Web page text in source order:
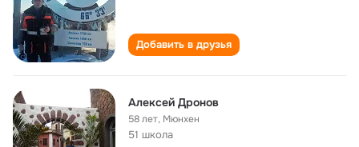
Добавить в друзья
Алексей Дронов
58 лет, Мюнхен
51 школа